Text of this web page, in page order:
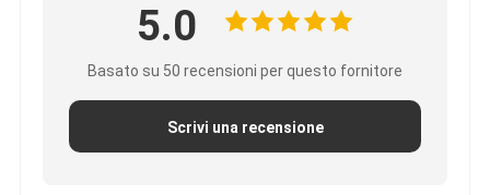
Monitor interattivo del touch screen
Lavagna interattiva del LED
5.0
Basato su 50 recensioni per questo fornitore
Scrivi una recensione